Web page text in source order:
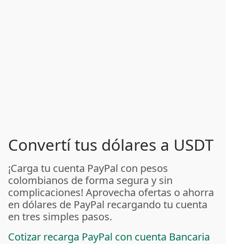
Convertí tus dólares a USDT
¡Carga tu cuenta PayPal con pesos
colombianos de forma segura y sin
complicaciones! Aprovecha ofertas o ahorra
en dólares de PayPal recargando tu cuenta
en tres simples pasos.
Cotizar recarga PayPal con cuenta Bancaria